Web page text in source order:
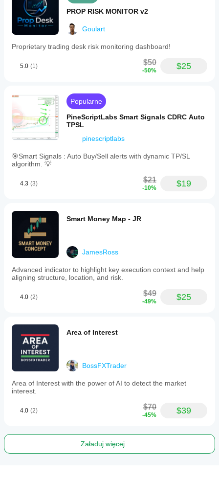
PROP RISK MONITOR v2
Goulart
Proprietary trading desk risk monitoring dashboard!
5.0 (1) $50
-50% $25
Popularne
PineScriptLabs Smart Signals CDRC Auto
TPSL
pinescriptlabs
🎯Smart Signals : Auto Buy/Sell alerts with dynamic TP/SL
algorithm. 💡
4.3 (3) $21
-10% $19
Smart Money Map - JR
JamesRoss
Advanced indicator to highlight key execution context and help
aligning structure, location, and risk.
4.0 (2) $49
-49% $25
Area of Interest
BossFXTrader
Area of Interest with the power of AI to detect the market
interest.
4.0 (2) $70
-45% $39
Załaduj więcej